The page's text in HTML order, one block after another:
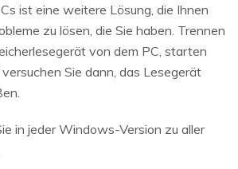
ist eine weitere Lösung, die Ihnen
zu lösen, die Sie haben. Trennen
von dem PC, starten
Sie dann, das Lesegerät
in jeder Windows-Version zu aller